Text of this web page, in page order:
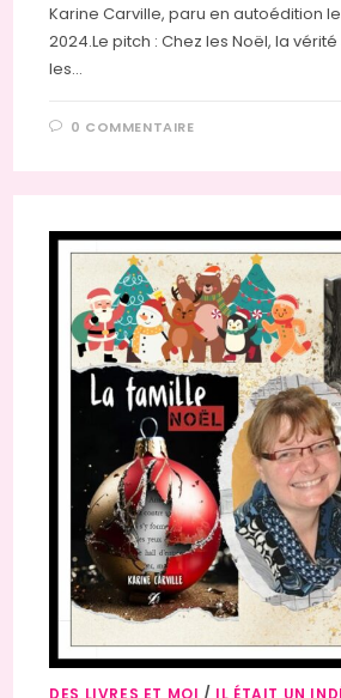
Karine Carville, paru en autoédition
2024.Le pitch : Chez les Noël, la
les…
0 COMMENTAIRE